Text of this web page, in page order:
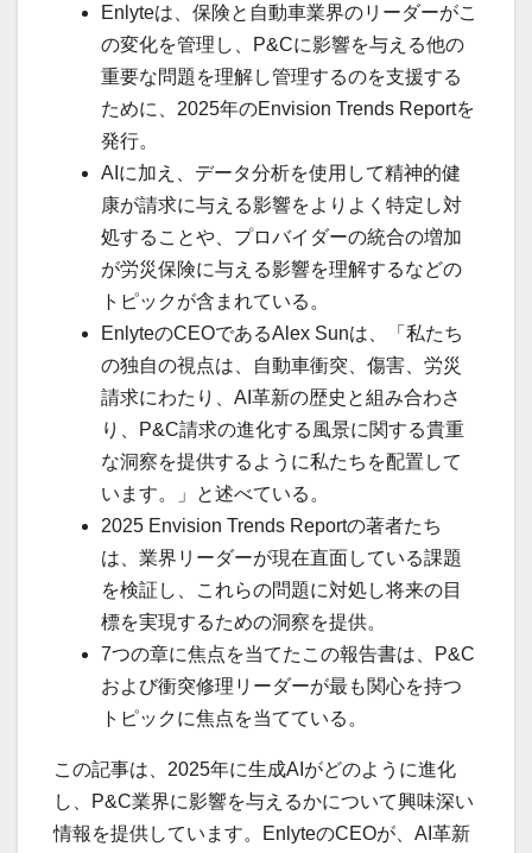
Enlyteは、保険と自動車業界のリーダーがこ
の変化を管理し、P&Cに影響を与える他の
重要な問題を理解し管理するのを支援する
ために、2025年のEnvision Trends Reportを
発行。
AIに加え、データ分析を使用して精神的健
康が請求に与える影響をよりよく特定し対
処することや、プロバイダーの統合の増加
が労災保険に与える影響を理解するなどの
トピックが含まれている。
EnlyteのCEOであるAlex Sunは、「私たち
の独自の視点は、自動車衝突、傷害、労災
請求にわたり、AI革新の歴史と組み合わさ
り、P&C請求の進化する風景に関する貴重
な洞察を提供するように私たちを配置して
います。」と述べている。
2025 Envision Trends Reportの著者たち
は、業界リーダーが現在直面している課題
を検証し、これらの問題に対処し将来の目
標を実現するための洞察を提供。
7つの章に焦点を当てたこの報告書は、P&C
および衝突修理リーダーが最も関心を持つ
トピックに焦点を当てている。
この記事は、2025年に生成AIがどのように進化
し、P&C業界に影響を与えるかについて興味深い
情報を提供しています。EnlyteのCEOが、AI革新